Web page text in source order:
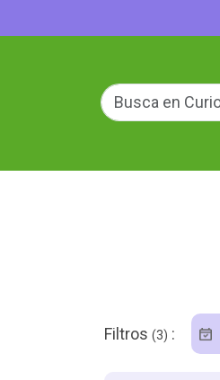
Filtros (3) :